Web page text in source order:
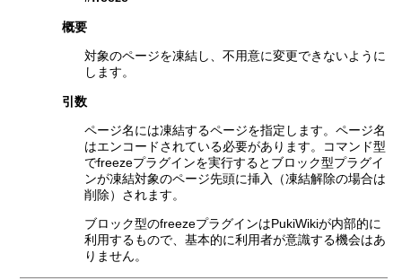
概要
対象のページを凍結し、不用意に変更できないように
します。
引数
ページ名には凍結するページを指定します。ページ名
はエンコードされている必要があります。コマンド型
でfreezeプラグインを実行するとブロック型プラグイ
ンが凍結対象のページ先頭に挿入（凍結解除の場合は
削除）されます。
ブロック型のfreezeプラグインはPukiWikiが内部的に
利用するもので、基本的に利用者が意識する機会はあ
りません。